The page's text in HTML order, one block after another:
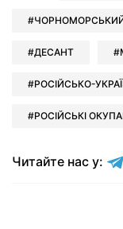
ДЕСАНТ
РОСІЙСЬКО-
РОСІЙСЬКІ
Читайте нас у: